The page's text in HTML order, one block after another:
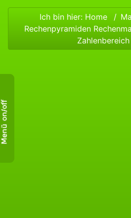
Ich bin hier: Home
Rechenpyramiden
Zahlenbereich